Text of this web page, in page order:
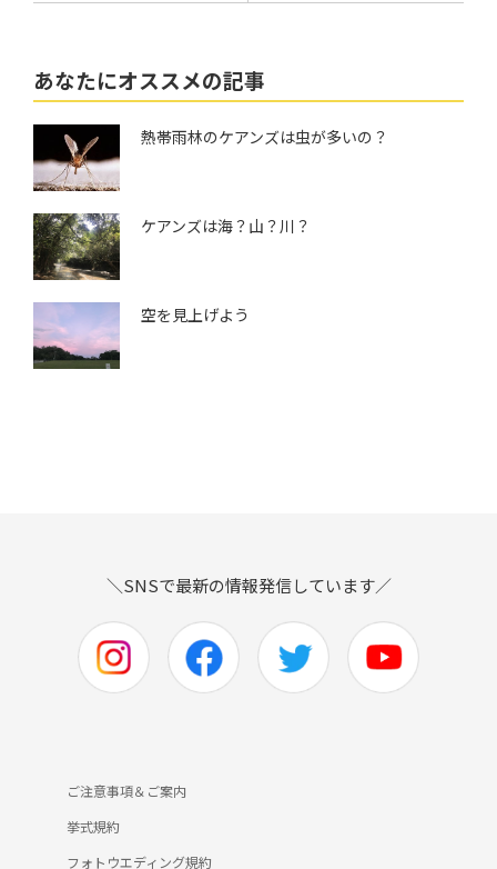
あなたにオススメの記事
熱帯雨林のケアンズは虫が多いの？
ケアンズは海？山？川？
空を見上げよう
＼SNSで最新の情報発信しています／
ご注意事項＆ご案内
挙式規約
フォトウエディング規約